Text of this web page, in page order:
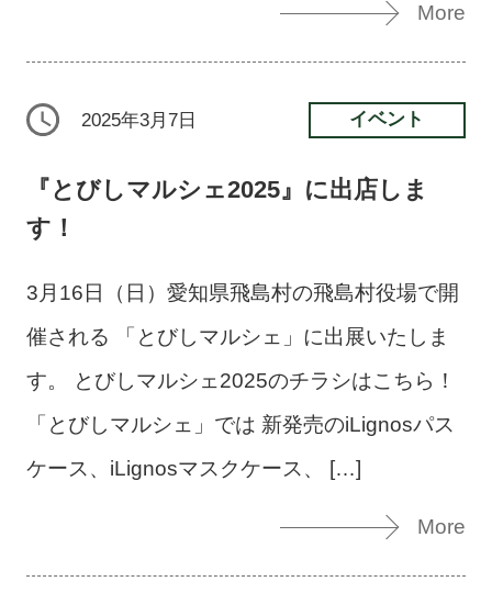
More
2025年3月7日 イベント
『とびしマルシェ2025』に出店しま
す！
3月16日（日）愛知県飛島村の飛島村役場で開
催される 「とびしマルシェ」に出展いたしま
す。 とびしマルシェ2025のチラシはこちら！
「とびしマルシェ」では 新発売のiLignosパス
ケース、iLignosマスクケース、 […]
More